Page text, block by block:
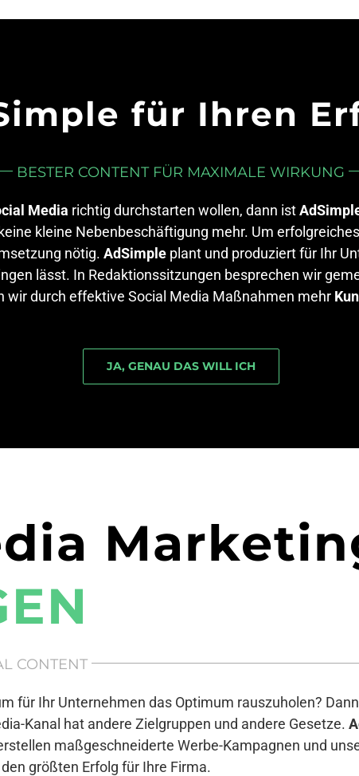
für Ihren
BESTER CONTENT FÜR MAXIMALE WIRKUNG
Media richtig durchstarten wollen, dann ist
kleine Nebenbeschäftigung mehr. Um
nötig. AdSimple plant und produziert für Ihr
lässt. In Redaktionssitzungen besprechen wir
wir durch effektive Social Media Maßnahmen mehr
JA, GENAU DAS WILL ICH
CONTENT
für Ihr Unternehmen das Optimum rauszuholen?
Kanal hat andere Zielgruppen und andere Gesetze.
maßgeschneiderte Werbe-Kampagnen und
größten Erfolg für Ihre Firma.